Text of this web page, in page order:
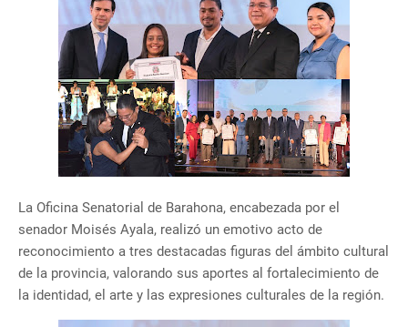
La Oficina Senatorial de Barahona, encabezada por el
senador Moisés Ayala, realizó un emotivo acto de
reconocimiento a tres destacadas figuras del ámbito cultural
de la provincia, valorando sus aportes al fortalecimiento de
la identidad, el arte y las expresiones culturales de la región.